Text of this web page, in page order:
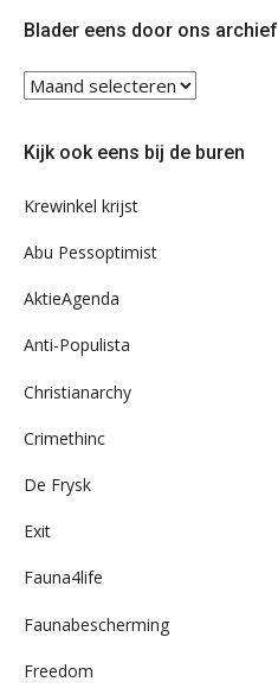
Blader eens door ons archief
Blader
eens
ons
Kijk ook eens bij de buren
Krewinkel krijst
Abu Pessoptimist
AktieAgenda
Anti-Populista
Christianarchy
Crimethinc
De Frysk
Exit
Fauna4life
Faunabescherming
Freedom